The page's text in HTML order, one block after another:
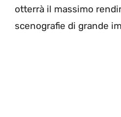
otterrà il massimo
scenografie di grande